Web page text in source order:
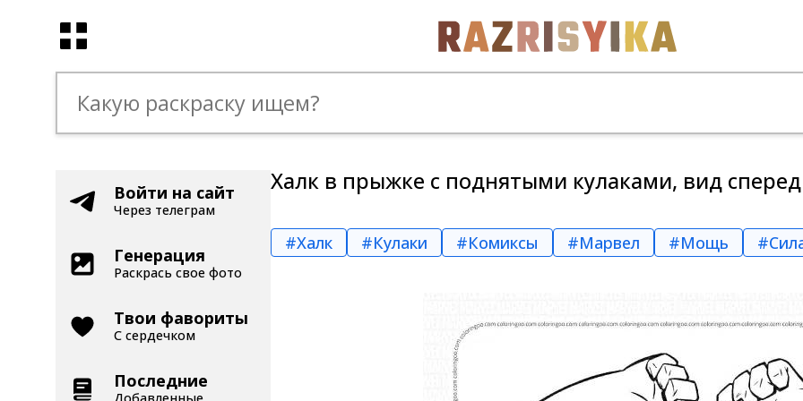
Войти на сайт
Через телеграм
Генерация
Раскрась свое фото
Твои фавориты
С сердечком
Последние
Халк в прыжке с поднятыми кулаками, вид
#Халк #Кулаки #Комиксы #Марвел #Мощь